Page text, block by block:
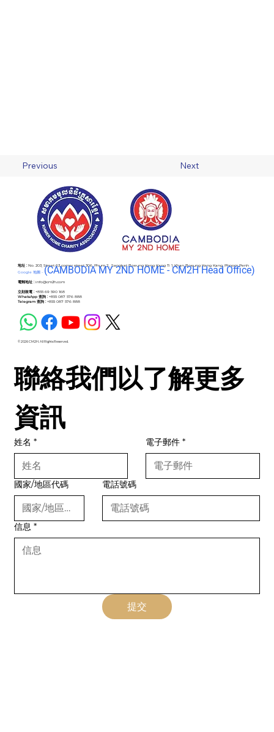
Previous Next
地址 :No. 203, Street 63 corner street 306, Phum 2 , Sangkat Boeung Keng Kang Ti 1, Khan Boeung Keng Kang, Phnom Penh
Google 地圖 - (CAMBODIA MY 2ND HOME - CM2H Head Office)
電郵地址 : info@cm2h.com
立刻致電 :+855 69 590 168
WhatsApp 查詢 :+855 087 576 888
Telegram 查詢 :+855 087 576 888
© 2026 CM2H. All Rights Reserved.
聯絡我們以了解更多
資訊
姓名 * 電子郵件 *
國家/地區代碼 電話號碼
信息 *
提交